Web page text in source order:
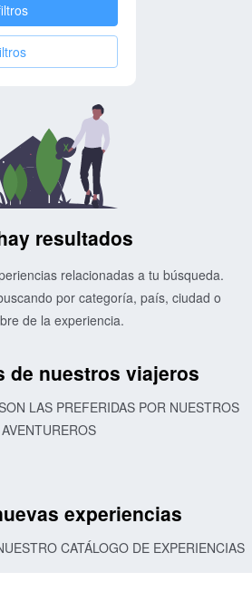
resultados
relacionadas a tu búsqueda.
por categoría, país, ciudad o
de la experiencia.
de nuestros viajeros
LAS PREFERIDAS POR NUESTROS
AVENTUREROS
experiencias
CATÁLOGO DE EXPERIENCIAS